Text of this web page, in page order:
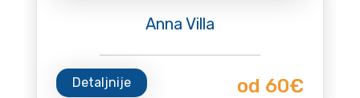
Anna Villa
Detaljnije od 60€